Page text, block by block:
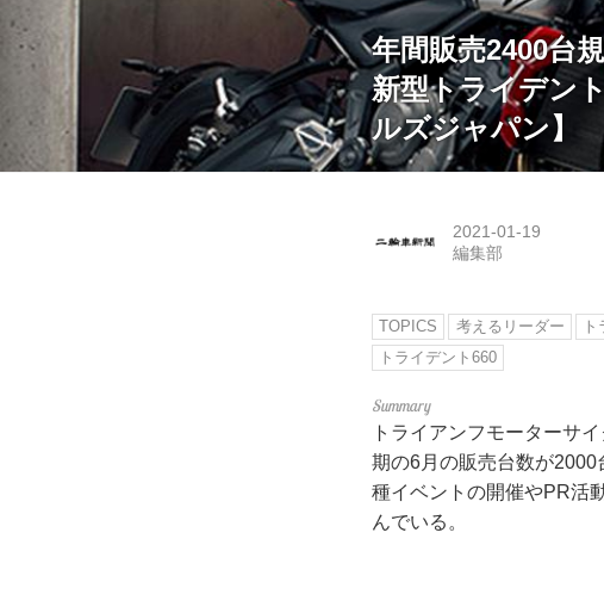
年間販売2400台
新型トライデン
ルズジャパン】
2021-01-19
編集部
TOPICS 考えるリーダー
トライデント660
トライアンフモーターサ
期の6月の販売台数が
種イベントの開催やPR活
んでいる。